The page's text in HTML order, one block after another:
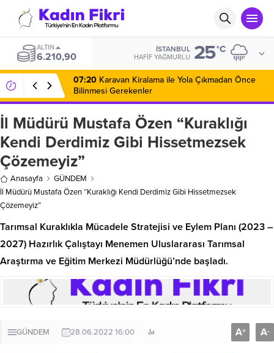
ALTIN
6.210,90
İSTANBUL
HAFIF YAĞMURLU 25°C
07:20 Karavan Kiralama ile Yola Çıkmadan Önce
Bilinmesi Gerekenler
İl Müdürü Mustafa Özen “Kuraklığı
Kendi Derdimiz Gibi Hissetmezsek
Çözemeyiz”
Anasayfa
GÜNDEM
İl Müdürü Mustafa Özen “Kuraklığı Kendi Derdimiz Gibi Hissetmezsek
Çözemeyiz”
Tarımsal Kuraklıkla Mücadele Stratejisi ve Eylem Planı (2023 –
2027) Hazırlık Çalıştayı Menemen Uluslararası Tarımsal
Araştırma ve Eğitim Merkezi Müdürlüğü’nde başladı.
GÜNDEM 28.06.2022 16:00 A+ A-